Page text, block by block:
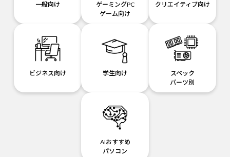
一般向け
ゲーミングPC
ゲーム向け
クリエイティブ向け
ビジネス向け 学生向け
スペック
パーツ別
AIおすすめ
パソコン